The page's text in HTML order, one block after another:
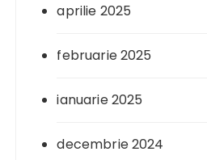
aprilie 2025
februarie 2025
ianuarie 2025
decembrie 2024